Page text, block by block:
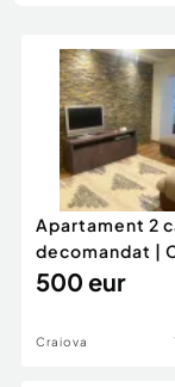
Animale de
Afaceri și
Inchiriere
Piese auto si
Dacia Duster
Apartament 2
decomandat |
proprie | 60 mp |
500 eur
Craiova